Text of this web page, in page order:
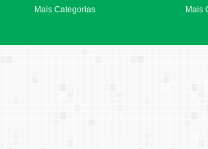
Mais Categorias
Mais